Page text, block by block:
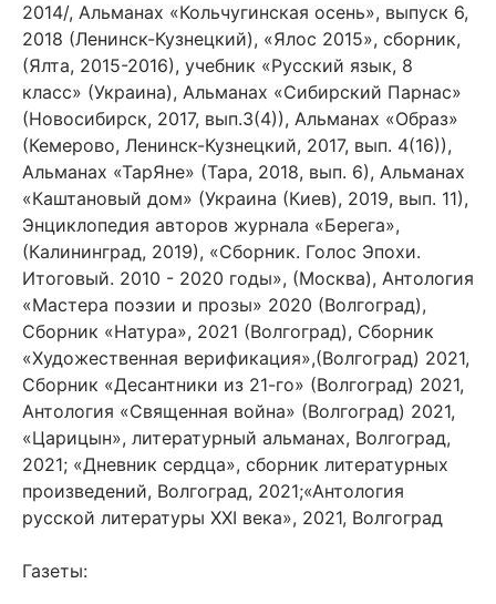
2014/, Альманах «Кольчугинская осень», выпуск 6,
2018 (Ленинск-Кузнецкий), «Ялос 2015», сборник,
(Ялта, 2015-2016), учебник «Русский язык, 8
класс» (Украина), Альманах «Сибирский Парнас»
(Новосибирск, 2017, вып.3(4)), Альманах «Образ»
(Кемерово, Ленинск-Кузнецкий, 2017, вып. 4(16)),
Альманах «ТарЯне» (Тара, 2018, вып. 6), Альманах
«Каштановый дом» (Украина (Киев), 2019, вып. 11),
Энциклопедия авторов журнала «Берега»,
(Калининград, 2019), «Сборник. Голос Эпохи.
Итоговый. 2010 - 2020 годы», (Москва), Антология
«Мастера поэзии и прозы» 2020 (Волгоград),
Сборник «Натура», 2021 (Волгоград), Сборник
«Художественная верификация»,(Волгоград) 2021,
Сборник «Десантники из 21-го» (Волгоград) 2021,
Антология «Священная война» (Волгоград) 2021,
«Царицын», литературный альманах, Волгоград,
2021; «Дневник сердца», сборник литературных
произведений, Волгоград, 2021;«Антология
русской литературы XXI века», 2021, Волгоград
Газеты: